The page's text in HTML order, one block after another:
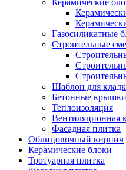
Керамические
Газосиликатные
Строительные
Шаблон для
Бетонные
Теплоизоляция
Вентиляционная
Фасадная плитка
Облицовочный кирпич
Керамические блоки
Тротуарная плитка